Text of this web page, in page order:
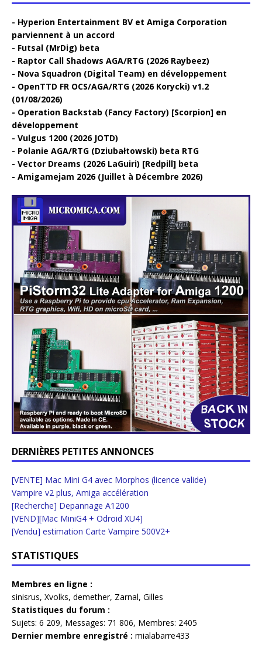
Hyperion Entertainment BV et Amiga Corporation
parviennent à un accord
Futsal (MrDig) beta
Raptor Call Shadows AGA/RTG (2026 Raybeez)
Nova Squadron (Digital Team) en développement
OpenTTD FR OCS/AGA/RTG (2026 Korycki) v1.2
(01/08/2026)
Operation Backstab (Fancy Factory) [Scorpion] en
développement
Vulgus 1200 (2026 JOTD)
Polanie AGA/RTG (Dziubałtowski) beta RTG
Vector Dreams (2026 LaGuiri) [Redpill] beta
Amigamejam 2026 (Juillet à Décembre 2026)
DERNIÈRES PETITES ANNONCES
[VENTE] Mac Mini G4 avec Morphos (licence valide)
Vampire v2 plus, Amiga accélération
[Recherche] Depannage A1200
[VEND][Mac MiniG4 + Odroid XU4]
[Vendu] estimation Carte Vampire 500V2+
STATISTIQUES
Membres en ligne :
sinisrus, Xvolks, demether, Zarnal, Gilles
Statistiques du forum :
Sujets: 6 209, Messages: 71 806, Membres: 2405
Dernier membre enregistré : mialabarre433